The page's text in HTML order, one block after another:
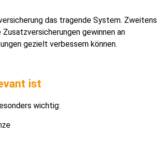
das tragende System. Zweitens
gewinnen an
gezielt verbessern können.
ist
wichtig: